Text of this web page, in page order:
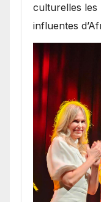
culturelles les
influentes